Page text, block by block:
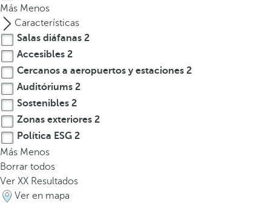
f
e
c
h
a
h
a
c
a
a
b
a
Más Menos
Características
Salas diáfanas 2
Accesibles 2
Cercanos a aeropuertos y estaciones 2
Auditóriums 2
Sostenibles 2
Zonas exteriores 2
Política ESG 2
Más Menos
Borrar todos
Ver XX Resultados
Ver en mapa